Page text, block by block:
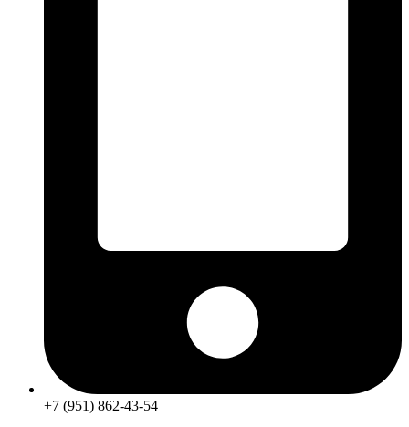
+7 (951) 862-43-54